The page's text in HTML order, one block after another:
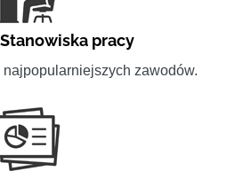
Stanowiska pracy
zawodów.